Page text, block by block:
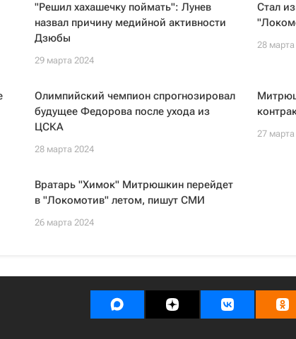
"Решил хахашечку поймать": Лунев
назвал причину медийной активности
Дзюбы
29 марта 2024
Стал
28
Олимпийский чемпион спрогнозировал
будущее Федорова после ухода из
ЦСКА
28 марта 2024
27
Вратарь "Химок" Митрюшкин перейдет
в "Локомотив" летом, пишут СМИ
26 марта 2024